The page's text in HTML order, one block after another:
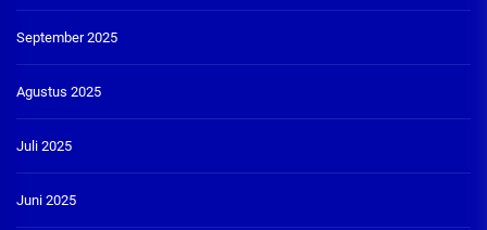
September 2025
Agustus 2025
Juli 2025
Juni 2025